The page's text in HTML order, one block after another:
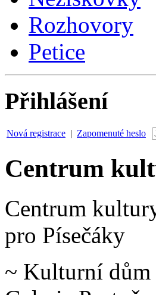
Rozhovory
Petice
Přihlášení
Nová registrace | Zapomenuté heslo
Centrum
Centrum
pro Písečáky
~ Kulturní dům